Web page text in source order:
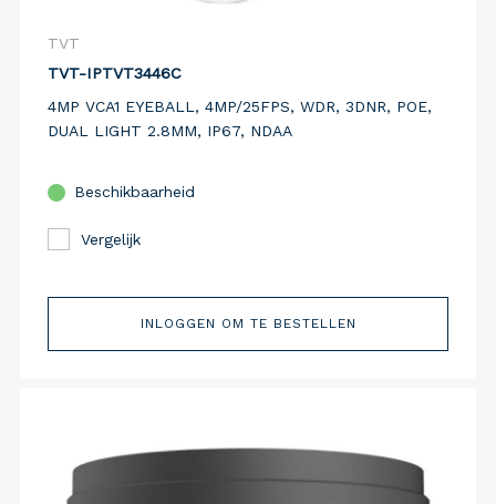
TVT
TVT-IPTVT3446C
4MP VCA1 EYEBALL, 4MP/25FPS, WDR, 3DNR, POE,
DUAL LIGHT 2.8MM, IP67, NDAA
Beschikbaarheid
Vergelijk
INLOGGEN OM TE BESTELLEN